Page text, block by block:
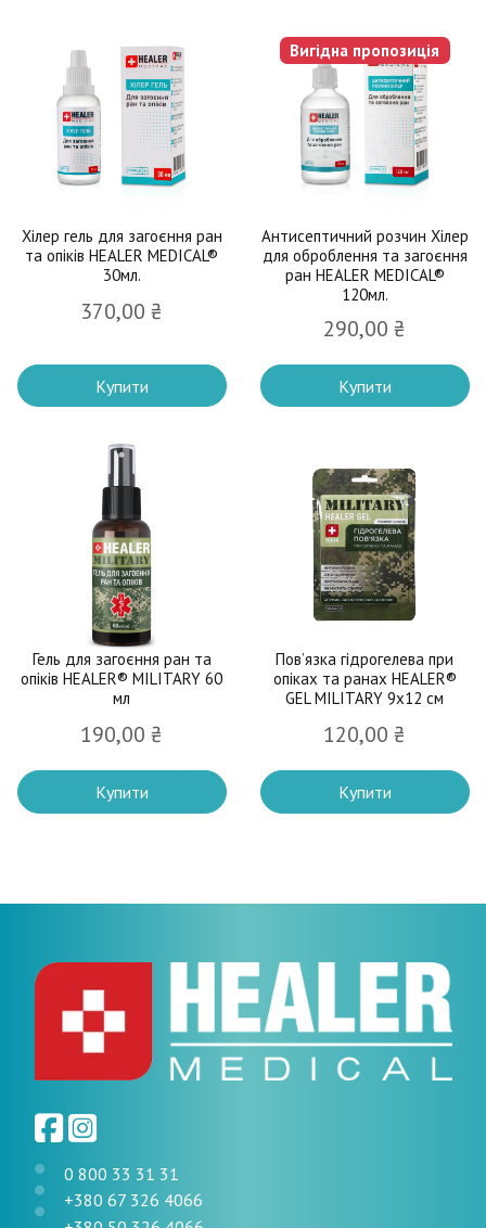
Хілер гель для загоєння ран
та опіків HEALER MEDICAL®
30мл.
370,00 ₴
Купити
Вигідна пропозиція
Антисептичний розчин Хілер
для оброблення та загоєння
ран HEALER MEDICAL®
120мл.
290,00 ₴
Купити
Гель для загоєння ран та
опіків HEALER® MILITARY 60
мл
190,00 ₴
Купити
Пов’язка гідрогелева при
опіках та ранах HEALER®
GEL MILITARY 9х12 см
120,00 ₴
Купити
0 800 33 31 31
+380 67 326 4066